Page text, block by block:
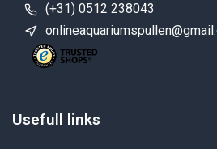
(+31) 0512 238043
Usefull links